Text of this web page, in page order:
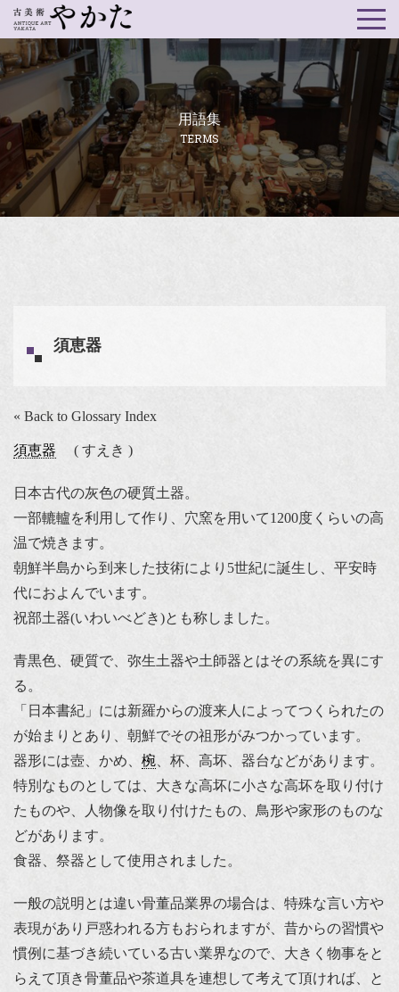
用語集
TERMS
須恵器
« Back to Glossary Index
須恵器 ( すえき )
日本古代の灰色の硬質土器。
一部轆轤を利用して作り、穴窯を用いて1200度くらいの高
温で焼きます。
朝鮮半島から到来した技術により5世紀に誕生し、平安時
代におよんでいます。
祝部土器(いわいべどき)とも称しました。
青黒色、硬質で、弥生土器や土師器とはその系統を異にす
る。
「日本書紀」には新羅からの渡来人によってつくられたの
が始まりとあり、朝鮮でその祖形がみつかっています。
器形には壺、かめ、 椀 、杯、高坏、器台などがあります。
特別なものとしては、大きな高坏に小さな高坏を取り付け
たものや、人物像を取り付けたもの、鳥形や家形のものな
どがあります。
食器、祭器として使用されました。
一般の説明とは違い骨董品業界の場合は、特殊な言い方や
表現があり戸惑われる方もおられますが、昔からの習慣や
慣例に基づき続いている古い業界なので、大きく物事をと
らえて頂き骨董品や茶道具を連想して考えて頂ければ、と